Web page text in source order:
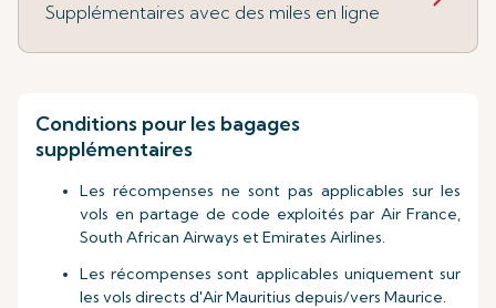
Supplémentaires avec des miles en ligne
Conditions pour les bagages
supplémentaires
Les récompenses ne sont pas applicables sur les
vols en partage de code exploités par Air France,
South African Airways et Emirates Airlines.
Les récompenses sont applicables uniquement sur
les vols directs d'Air Mauritius depuis/vers Maurice.